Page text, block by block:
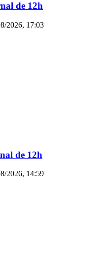
de 12h
2026, 17:03
de 12h
2026, 14:59